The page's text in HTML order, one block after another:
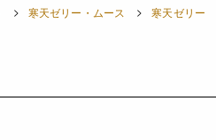
寒天ゼリー・ムース 寒天ゼリー